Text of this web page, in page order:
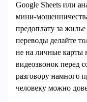
Google Sheets или
предоплату за
переводы делайте
не на личные карты
видеозвонок перед
разговору намного
человеку можно